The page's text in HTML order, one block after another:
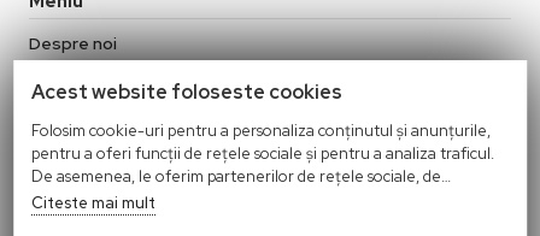
Despre noi
Termeni si conditii
Politica de confidentialitate
Politica Cookies
Politica de retur
Acest website foloseste cookies
Folosim cookie-uri pentru a personaliza conținutul și anunțurile,
pentru a oferi funcții de rețele sociale și pentru a analiza traficul.
De asemenea, le oferim partenerilor de rețele sociale, de
publicitate și de analize informații cu privire la modul în care
folosiți site-ul nostru. Aceștia le pot combina cu alte informații
Citeste mai mult